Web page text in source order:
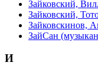
Зайковский,
Зайковский,
Зайковскинов,
ЗайСан
И